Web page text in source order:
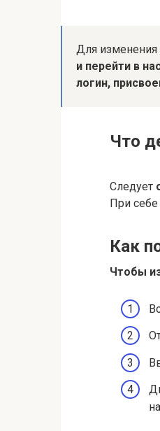
Для изменения
и перейти в
логин,
Что
Следует
При
Как
Чтобы